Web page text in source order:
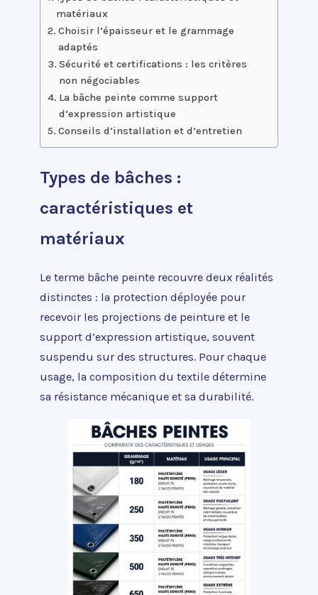
matériaux
Choisir l’épaisseur et le grammage
adaptés
Sécurité et certifications : les critères
non négociables
La bâche peinte comme support
d’expression artistique
Conseils d’installation et d’entretien
Types de bâches :
caractéristiques et
matériaux
Le terme bâche peinte recouvre deux réalités
distinctes : la protection déployée pour
recevoir les projections de peinture et le
support d’expression artistique, souvent
suspendu sur des structures. Pour chaque
usage, la composition du textile détermine
sa résistance mécanique et sa durabilité.